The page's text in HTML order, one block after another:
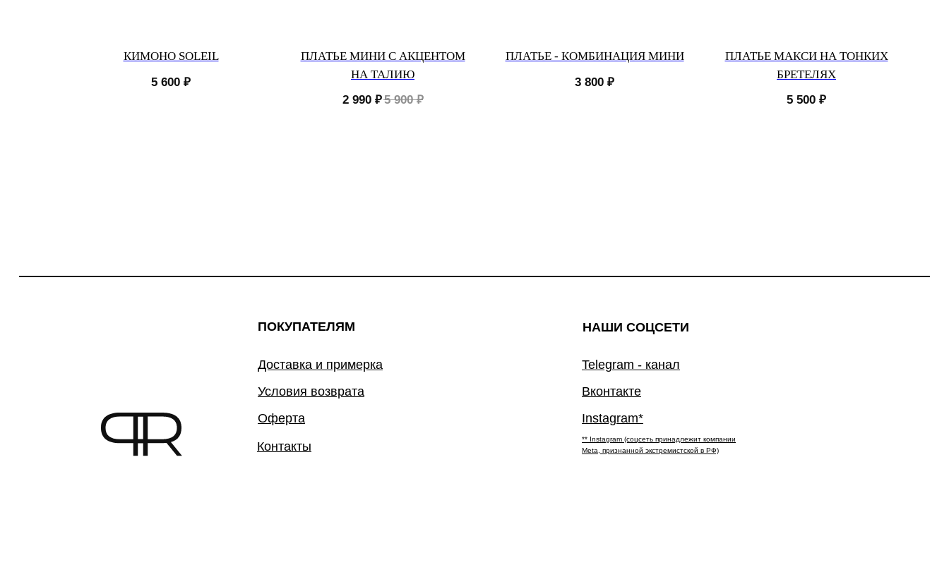
КИМОНО SOLEIL
5 600 ₽
ПЛАТЬЕ МИНИ С АКЦЕНТОМ
НА ТАЛИЮ
2 990 ₽5 900 ₽
ПЛАТЬЕ - КОМБИНАЦИЯ МИНИ
3 800 ₽
ПЛАТЬЕ МАКСИ НА ТОНКИХ
БРЕТЕЛЯХ
5 500 ₽
ПОКУПАТЕЛЯМ НАШИ СОЦСЕТИ
Telegram - канал
Вконтакте
Instagram*
** Instagram (соцсеть принадлежит компании
Meta, признанной экстремистской в РФ)
Доставка и примерка
Условия возврата
Оферта
Контакты